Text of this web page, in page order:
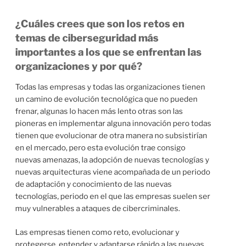
¿Cuáles crees que son los retos en
temas de ciberseguridad más
importantes a los que se enfrentan las
organizaciones y por qué?
Todas las empresas y todas las organizaciones tienen
un camino de evolución tecnológica que no pueden
frenar, algunas lo hacen más lento otras son las
pioneras en implementar alguna innovación pero todas
tienen que evolucionar de otra manera no subsistirían
en el mercado, pero esta evolución trae consigo
nuevas amenazas, la adopción de nuevas tecnologías y
nuevas arquitecturas viene acompañada de un periodo
de adaptación y conocimiento de las nuevas
tecnologías, periodo en el que las empresas suelen ser
muy vulnerables a ataques de cibercriminales.
Las empresas tienen como reto, evolucionar y